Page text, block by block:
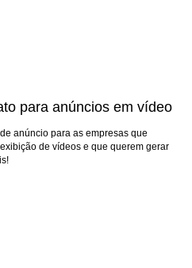
para anúncios em vídeo
anúncio para as empresas que
de vídeos e que querem gerar